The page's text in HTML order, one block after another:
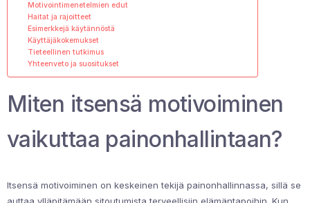
Motivointimenetelmien edut
Haitat ja rajoitteet
Esimerkkejä käytännöstä
Käyttäjäkokemukset
Tieteellinen tutkimus
Yhteenveto ja suositukset
Miten itsensä motivoiminen
vaikuttaa painonhallintaan?
Itsensä motivoiminen on keskeinen tekijä painonhallinnassa, sillä se